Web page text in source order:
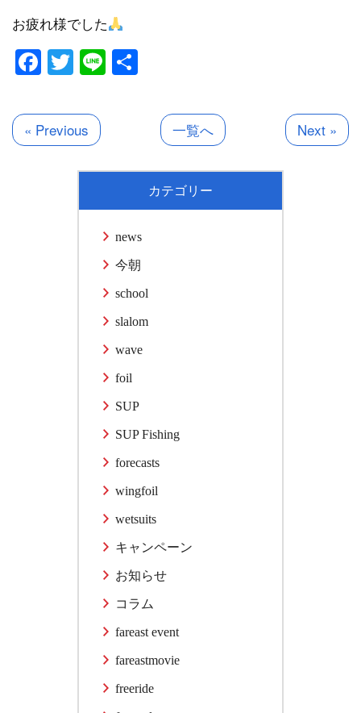
お疲れ様でした
Facebook
Twitter
Line
« Previous 一覧へ Next »
カテゴリー
news
今朝
school
slalom
wave
foil
SUP
SUP Fishing
forecasts
wingfoil
wetsuits
キャンペーン
お知らせ
コラム
fareast event
fareastmovie
freeride